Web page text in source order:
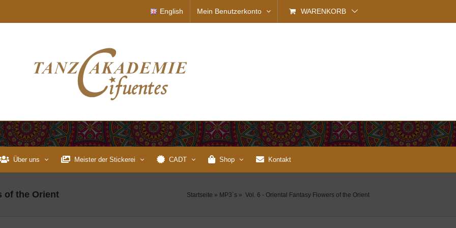
English Mein Benutzerkonto WARENKORB
Über uns Meister der Stickerei CADT Shop Kontakt
of the Orient Startseite » MP3´s » Vol. 6 - Oriental Fantasy Flowers of the Orient